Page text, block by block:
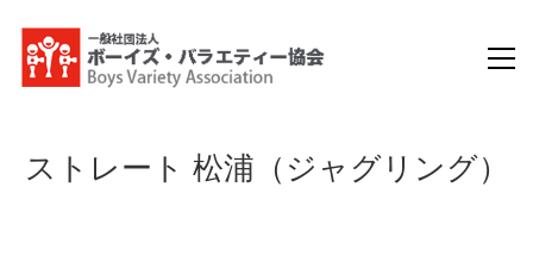
ストレート 松浦（ジャグリング）